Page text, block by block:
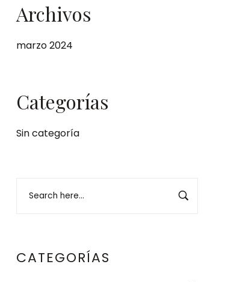
Archivos
marzo 2024
Categorías
Sin categoría
CATEGORÍAS